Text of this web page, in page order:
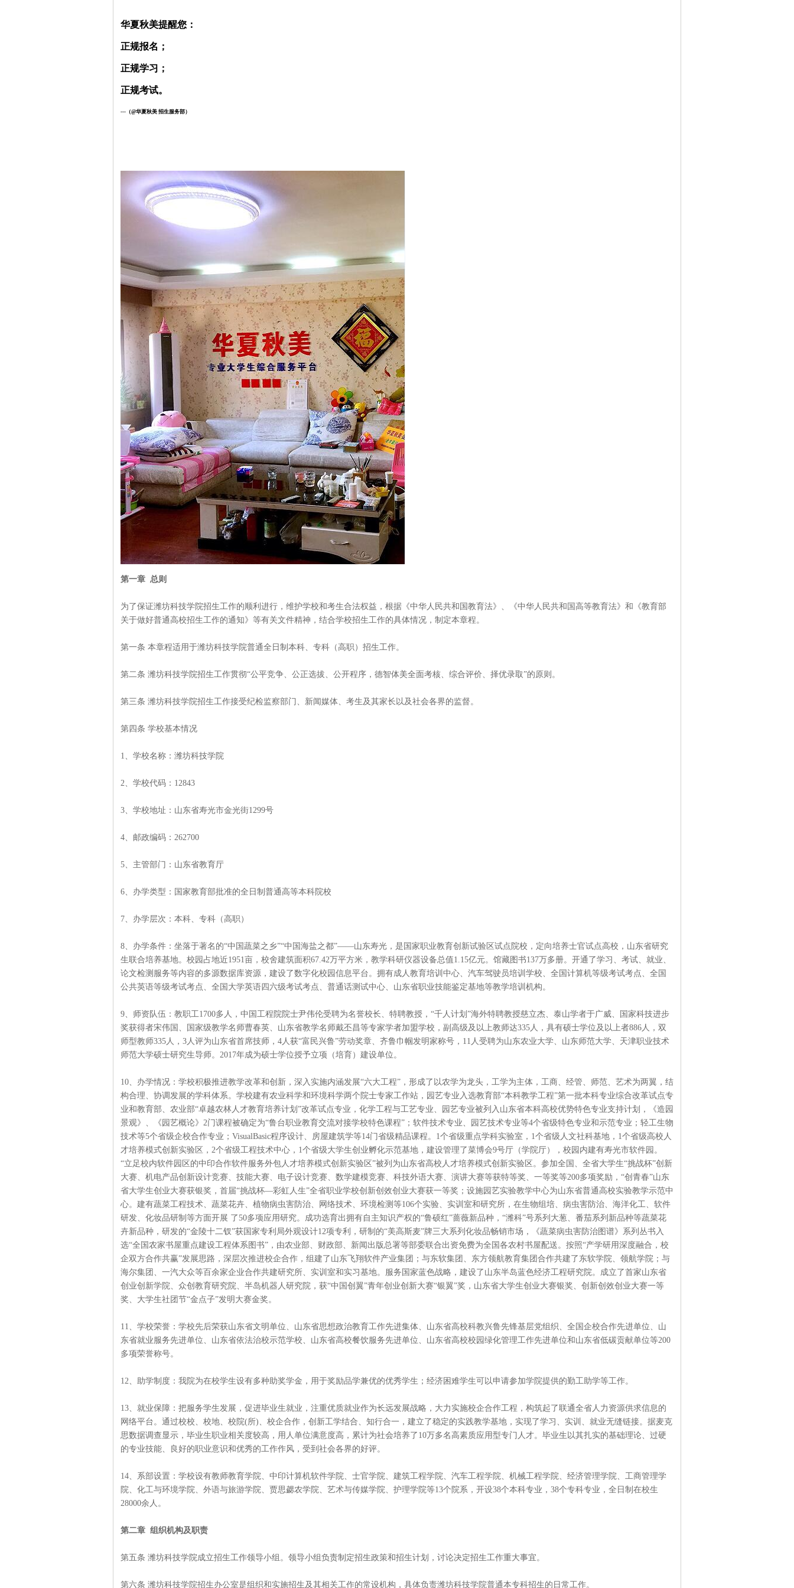
华夏秋美提醒您：
正规报名；
正规学习；
正规考试。
---（@华夏秋美 招生服务部）
第一章 总则
为了保证潍坊科技学院招生工作的顺利进行，维护学校和考生合法权益，根据《中华人民共和国教育法》、《中华人民共和国高等教育法》和《教育部
关于做好普通高校招生工作的通知》等有关文件精神，结合学校招生工作的具体情况，制定本章程。
第一条 本章程适用于潍坊科技学院普通全日制本科、专科（高职）招生工作。
第二条 潍坊科技学院招生工作贯彻“公平竞争、公正选拔、公开程序，德智体美全面考核、综合评价、择优录取”的原则。
第三条 潍坊科技学院招生工作接受纪检监察部门、新闻媒体、考生及其家长以及社会各界的监督。
第四条 学校基本情况
1、学校名称：潍坊科技学院
2、学校代码：12843
3、学校地址：山东省寿光市金光街1299号
4、邮政编码：262700
5、主管部门：山东省教育厅
6、办学类型：国家教育部批准的全日制普通高等本科院校
7、办学层次：本科、专科（高职）
8、办学条件：坐落于著名的“中国蔬菜之乡”“中国海盐之都”——山东寿光，是国家职业教育创新试验区试点院校，定向培养士官试点高校，山东省研究
生联合培养基地。校园占地近1951亩，校舍建筑面积67.42万平方米，教学科研仪器设备总值1.15亿元。馆藏图书137万多册。开通了学习、考试、就业、
论文检测服务等内容的多源数据库资源，建设了数字化校园信息平台。拥有成人教育培训中心、汽车驾驶员培训学校、全国计算机等级考试考点、全国
公共英语等级考试考点、全国大学英语四六级考试考点、普通话测试中心、山东省职业技能鉴定基地等教学培训机构。
9、师资队伍：教职工1700多人，中国工程院院士尹伟伦受聘为名誉校长、特聘教授，“千人计划”海外特聘教授慈立杰、泰山学者于广威、国家科技进步
奖获得者宋伟国、国家级教学名师曹春英、山东省教学名师戴丕昌等专家学者加盟学校，副高级及以上教师达335人，具有硕士学位及以上者886人，双
师型教师335人，3人评为山东省首席技师，4人获“富民兴鲁”劳动奖章、齐鲁巾帼发明家称号，11人受聘为山东农业大学、山东师范大学、天津职业技术
师范大学硕士研究生导师。2017年成为硕士学位授予立项（培育）建设单位。
10、办学情况：学校积极推进教学改革和创新，深入实施内涵发展“六大工程”，形成了以农学为龙头，工学为主体，工商、经管、师范、艺术为两翼，结
构合理、协调发展的学科体系。学校建有农业科学和环境科学两个院士专家工作站，园艺专业入选教育部“本科教学工程”第一批本科专业综合改革试点专
业和教育部、农业部“卓越农林人才教育培养计划”改革试点专业，化学工程与工艺专业、园艺专业被列入山东省本科高校优势特色专业支持计划，《造园
景观》、《园艺概论》2门课程被确定为“鲁台职业教育交流对接学校特色课程”；软件技术专业、园艺技术专业等4个省级特色专业和示范专业；轻工生物
技术等5个省级企校合作专业；VisualBasic程序设计、房屋建筑学等14门省级精品课程。1个省级重点学科实验室，1个省级人文社科基地，1个省级高校人
才培养模式创新实验区，2个省级工程技术中心，1个省级大学生创业孵化示范基地，建设管理了菜博会9号厅（学院厅），校园内建有寿光市软件园。
“立足校内软件园区的中印合作软件服务外包人才培养模式创新实验区”被列为山东省高校人才培养模式创新实验区。参加全国、全省大学生“挑战杯”创新
大赛、机电产品创新设计竞赛、技能大赛、电子设计竞赛、数学建模竞赛、科技外语大赛、演讲大赛等获特等奖、一等奖等200多项奖励，“创青春”山东
省大学生创业大赛获银奖，首届“挑战杯—彩虹人生”全省职业学校创新创效创业大赛获一等奖；设施园艺实验教学中心为山东省普通高校实验教学示范中
心。建有蔬菜工程技术、蔬菜花卉、植物病虫害防治、网络技术、环境检测等106个实验、实训室和研究所，在生物组培、病虫害防治、海洋化工、软件
研发、化妆品研制等方面开展 了50多项应用研究。成功选育出拥有自主知识产权的“鲁硕红”蔷薇新品种，“潍科”号系列大葱、番茄系列新品种等蔬菜花
卉新品种，研发的“金陵十二钗”获国家专利局外观设计12项专利，研制的“美高斯麦”牌三大系列化妆品畅销市场，《蔬菜病虫害防治图谱》系列丛书入
选“全国农家书屋重点建设工程体系图书”，由农业部、财政部、新闻出版总署等部委联合出资免费为全国各农村书屋配送。按照“产学研用深度融合，校
企双方合作共赢”发展思路，深层次推进校企合作，组建了山东飞翔软件产业集团；与东软集团、东方领航教育集团合作共建了东软学院、领航学院；与
海尔集团、一汽大众等百余家企业合作共建研究所、实训室和实习基地。服务国家蓝色战略，建设了山东半岛蓝色经济工程研究院。成立了首家山东省
创业创新学院、众创教育研究院、半岛机器人研究院，获“中国创翼”青年创业创新大赛“银翼”奖，山东省大学生创业大赛银奖、创新创效创业大赛一等
奖、大学生社团节“金点子”发明大赛金奖。
11、学校荣誉：学校先后荣获山东省文明单位、山东省思想政治教育工作先进集体、山东省高校科教兴鲁先锋基层党组织、全国企校合作先进单位、山
东省就业服务先进单位、山东省依法治校示范学校、山东省高校餐饮服务先进单位、山东省高校校园绿化管理工作先进单位和山东省低碳贡献单位等200
多项荣誉称号。
12、助学制度：我院为在校学生设有多种助奖学金，用于奖励品学兼优的优秀学生；经济困难学生可以申请参加学院提供的勤工助学等工作。
13、就业保障：把服务学生发展，促进毕业生就业，注重优质就业作为长远发展战略，大力实施校企合作工程，构筑起了联通全省人力资源供求信息的
网络平台。通过校校、校地、校院(所)、校企合作，创新工学结合、知行合一，建立了稳定的实践教学基地，实现了学习、实训、就业无缝链接。据麦克
思数据调查显示，毕业生职业相关度较高，用人单位满意度高，累计为社会培养了10万多名高素质应用型专门人才。毕业生以其扎实的基础理论、过硬
的专业技能、良好的职业意识和优秀的工作作风，受到社会各界的好评。
14、系部设置：学校设有教师教育学院、中印计算机软件学院、士官学院、建筑工程学院、汽车工程学院、机械工程学院、经济管理学院、工商管理学
院、化工与环境学院、外语与旅游学院、贾思勰农学院、艺术与传媒学院、护理学院等13个院系，开设38个本科专业，38个专科专业，全日制在校生
28000余人。
第二章 组织机构及职责
第五条 潍坊科技学院成立招生工作领导小组。领导小组负责制定招生政策和招生计划，讨论决定招生工作重大事宜。
第六条 潍坊科技学院招生办公室是组织和实施招生及其相关工作的常设机构，具体负责潍坊科技学院普通本专科招生的日常工作。